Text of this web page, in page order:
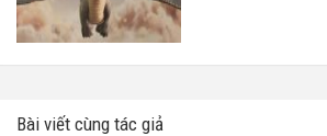
Bài viết cùng tác giả